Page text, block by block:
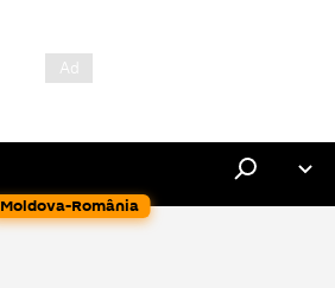
Moldova-România